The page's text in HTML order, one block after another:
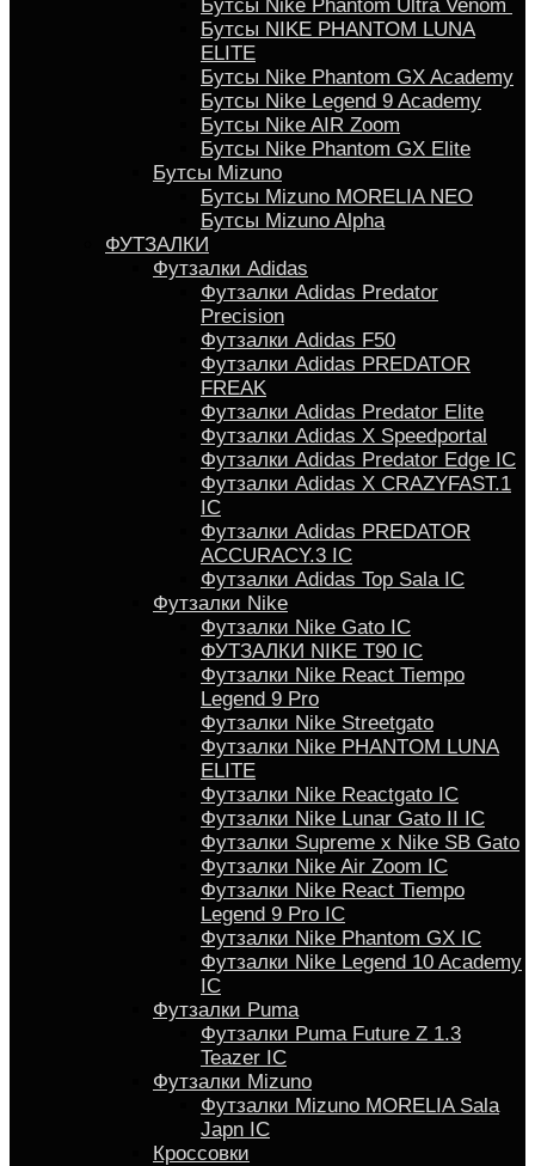
Бутсы Nike Phantom Ultra Venom
Бутсы NIKE PHANTOM LUNA
ELITE
Бутсы Nike Phantom GX Academy
Бутсы Nike Legend 9 Academy
Бутсы Nike AIR Zoom
Бутсы Nike Phantom GX Elite
Бутсы Mizuno
Бутсы Mizuno MORELIA NEO
Бутсы Mizuno Alpha
ФУТЗАЛКИ
Футзалки Adidas
Футзалки Adidas Predator
Precision
Футзалки Adidas F50
Футзалки Adidas PREDATOR
FREAK
Футзалки Adidas Predator Elite
Футзалки Аdidas X Speedportal
Футзалки Adidas Predator Edge IC
Футзалки Adidas X CRAZYFAST.1
IC
Футзалки Adidas PREDATOR
ACCURACY.3 IC
Футзалки Аdidas Top Sala IC
Футзалки Nike
Футзалки Nike Gato IC
ФУТЗАЛКИ NIKE T90 IC
Футзалки Nike React Tiempo
Legend 9 Pro
Футзалки Nike Streetgato
Футзалки Nike PHANTOM LUNA
ELITE
Футзалки Nike Reactgato IC
Футзалки Nike Lunar Gato II IC
Футзалки Supreme x Nike SB Gato
Футзалки Nike Air Zoom IC
Футзалки Nike React Tiempo
Legend 9 Pro IC
Футзалки Nike Phantom GX IC
Футзалки Nike Legend 10 Academy
IC
Футзалки Puma
Футзалки Puma Future Z 1.3
Teazer IC
Футзалки Mizuno
Футзалки Mizuno MORELIA Sala
Japn IC
Кроссовки